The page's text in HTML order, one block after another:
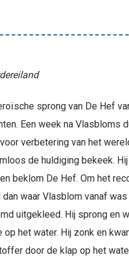
sprong van De Hef
Een week na Vlasbloms
verbetering van het
de huldiging bekeek.
beklom De Hef. Om het
waar Vlasblom vanaf
uitgekleed. Hij sprong en
het water. Hij zonk en
door de klap op het